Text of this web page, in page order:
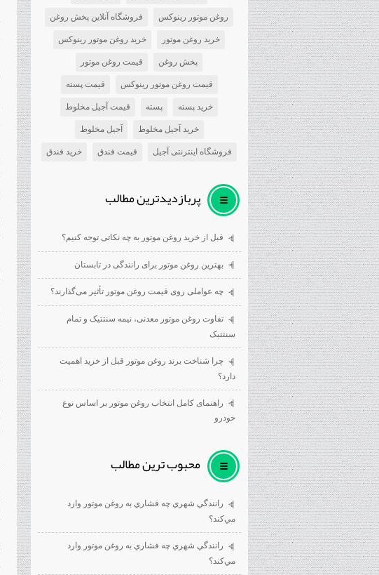
روغن موتور رینوکس فروشگاه آنلاین پخش روغن
خرید روغن موتور خرید روغن موتور رینوکس
پخش روغن قیمت روغن موتور
قیمت روغن موتور رینوکس قیمت پسته
خرید پسته پسته قیمت آجیل مخلوط
خرید آجیل مخلوط آجیل مخلوط
فروشگاه اینترنتی آجیل قیمت فندق خرید فندق
پربازديدترين مطالب
قبل از خرید روغن موتور به چه نکاتی توجه کنیم؟
بهترین روغن موتور برای رانندگی در تابستان
چه عواملی روی قیمت روغن موتور تأثیر می‌گذارند؟
تفاوت روغن موتور معدنی، نیمه سنتتیک و تمام
سنتتیک
چرا شناخت برند روغن موتور قبل از خرید اهمیت
دارد؟
راهنمای کامل انتخاب روغن موتور بر اساس نوع
خودرو
محبوب ترين مطالب
رانندگي شهري چه فشاري به روغن موتور وارد
مي‌كند؟
رانندگي شهري چه فشاري به روغن موتور وارد
مي‌كند؟